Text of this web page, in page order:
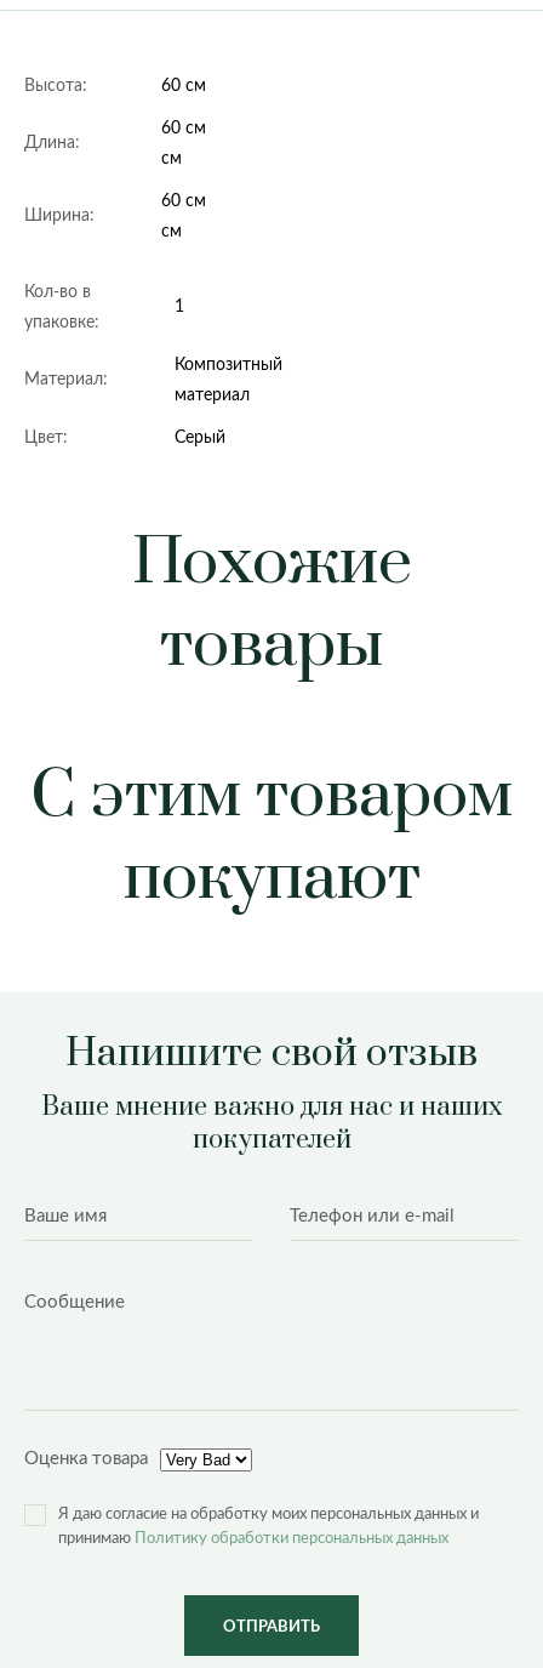
Высота: 60 см
Длина:
60 см
см
Ширина:
60 см
см
Кол-во в
упаковке:
1
Материал:
Композитный
материал
Цвет: Серый
Похожие
товары
С этим товаром
покупают
Напишите свой отзыв
Ваше мнение важно для нас и наших
покупателей
Оценка товара
Я даю согласие на обработку моих персональных данных и
принимаю
Политику обработки персональных данных
ОТПРАВИТЬ